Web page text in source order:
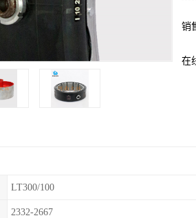
销
在
LT300/100
2332-2667